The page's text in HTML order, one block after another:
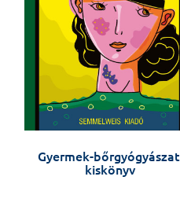
Gyermek-
kiskönyv